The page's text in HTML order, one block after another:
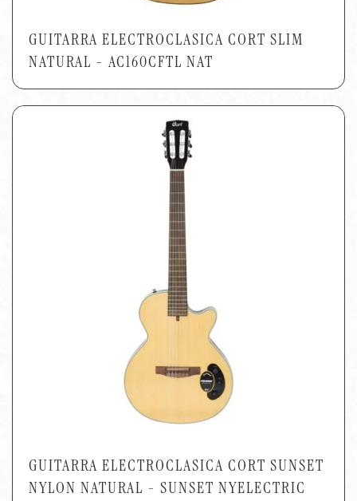
GUITARRA ELECTROCLASICA CORT SLIM
NATURAL - AC160CFTL NAT
GUITARRA ELECTROCLASICA CORT SUNSET
NYLON NATURAL - SUNSET NYELECTRIC